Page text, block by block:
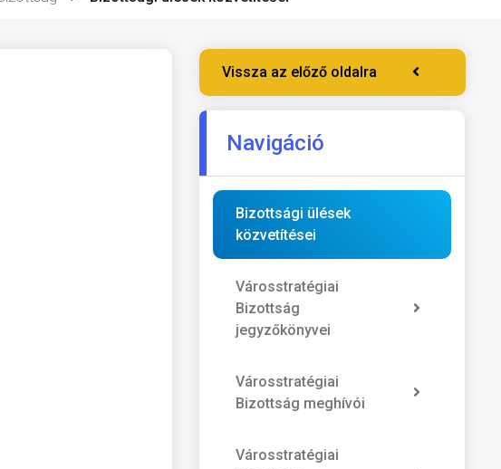
Vissza az előző oldalra
Navigáció
Bizottsági ülések
közvetítései
Városstratégiai
Bizottság
jegyzőkönyvei
Városstratégiai
Bizottság meghívói
Városstratégiai